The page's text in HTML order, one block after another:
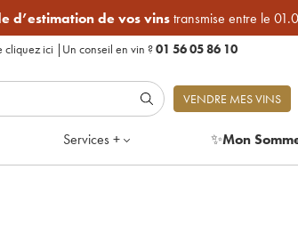
d’estimation de vos vinstransmise entre le
cliquez ici | Un conseil en vin ?01 56 05 86 10
VENDRE MES VINS
Services + ✨Mon